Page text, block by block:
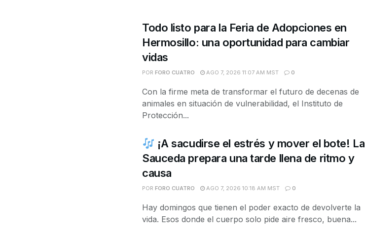
Todo listo para la Feria de Adopciones en
Hermosillo: una oportunidad para cambiar
vidas
POR FORO CUATRO AGO 7, 2026 11:07 AM MST 0
Con la firme meta de transformar el futuro de decenas de
animales en situación de vulnerabilidad, el Instituto de
Protección...
¡A sacudirse el estrés y mover el bote! La
Sauceda prepara una tarde llena de ritmo y
causa
POR FORO CUATRO AGO 7, 2026 10:18 AM MST 0
Hay domingos que tienen el poder exacto de devolverte la
vida. Esos donde el cuerpo solo pide aire fresco, buena...